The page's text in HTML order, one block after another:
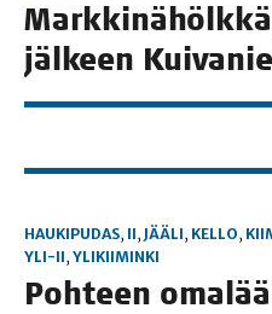
jäl­keen
HAUKIPUDAS, II, JÄÄLI, KELLO,
YLI-II, YLIKIIMINKI
Poh­teen